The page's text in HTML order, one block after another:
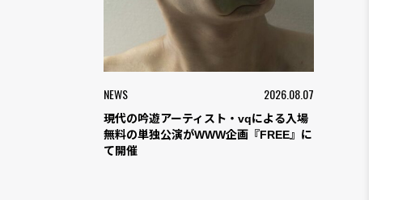
NEWS 2026.08.07
現代の吟遊アーティスト・vqによる入場
無料の単独公演がWWW企画『FREE』に
て開催